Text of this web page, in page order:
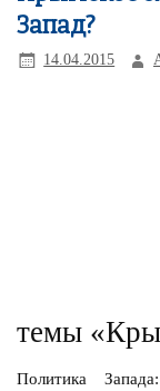
Запад?
14.04.2015
темы
Политика